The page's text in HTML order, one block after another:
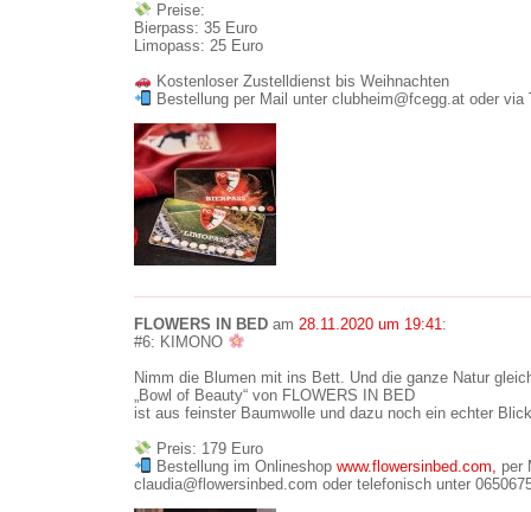
Preise:
Bierpass: 35 Euro
Limopass: 25 Euro
Kostenloser Zustelldienst bis Weihnachten
Bestellung per Mail unter clubheim@fcegg.at oder via
FLOWERS IN BED am 28.11.2020 um 19:41:
#6: KIMONO
Nimm die Blumen mit ins Bett. Und die ganze Natur
„Bowl of Beauty“ von FLOWERS IN BED
ist aus feinster Baumwolle und dazu noch ein echter
Preis: 179 Euro
Bestellung im Onlineshop www.flowersinbed.com, per
claudia@flowersinbed.com oder telefonisch unter